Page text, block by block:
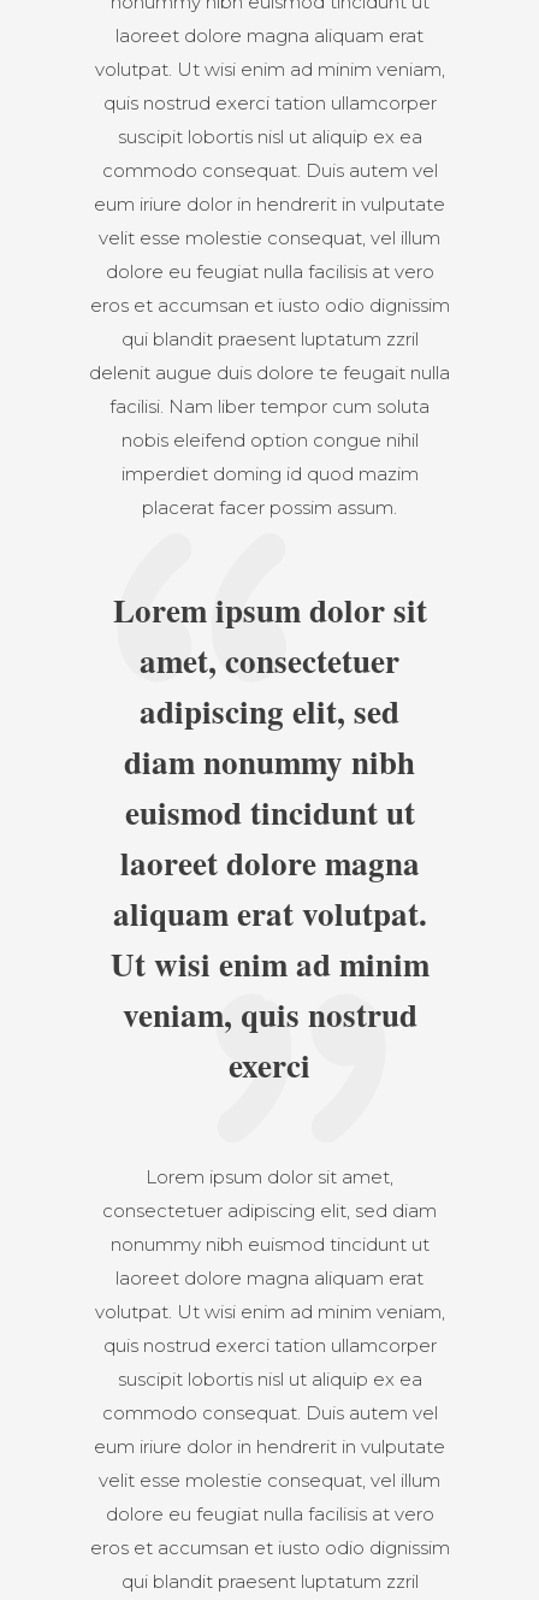
laoreet dolore magna aliquam erat
volutpat. Ut wisi enim ad minim veniam,
quis nostrud exerci tation ullamcorper
suscipit lobortis nisl ut aliquip ex ea
commodo consequat. Duis autem vel
eum iriure dolor in hendrerit in vulputate
velit esse molestie consequat, vel illum
dolore eu feugiat nulla facilisis at vero
eros et accumsan et iusto odio dignissim
qui blandit praesent luptatum zzril
delenit augue duis dolore te feugait nulla
facilisi. Nam liber tempor cum soluta
nobis eleifend option congue nihil
imperdiet doming id quod mazim
placerat facer possim assum.
Lorem ipsum dolor sit
amet, consectetuer
adipiscing elit, sed
diam nonummy nibh
euismod tincidunt ut
laoreet dolore magna
aliquam erat volutpat.
Ut wisi enim ad minim
veniam, quis nostrud
exerci
Lorem ipsum dolor sit amet,
consectetuer adipiscing elit, sed diam
nonummy nibh euismod tincidunt ut
laoreet dolore magna aliquam erat
volutpat. Ut wisi enim ad minim veniam,
quis nostrud exerci tation ullamcorper
suscipit lobortis nisl ut aliquip ex ea
commodo consequat. Duis autem vel
eum iriure dolor in hendrerit in vulputate
velit esse molestie consequat, vel illum
dolore eu feugiat nulla facilisis at vero
eros et accumsan et iusto odio dignissim
qui blandit praesent luptatum zzril